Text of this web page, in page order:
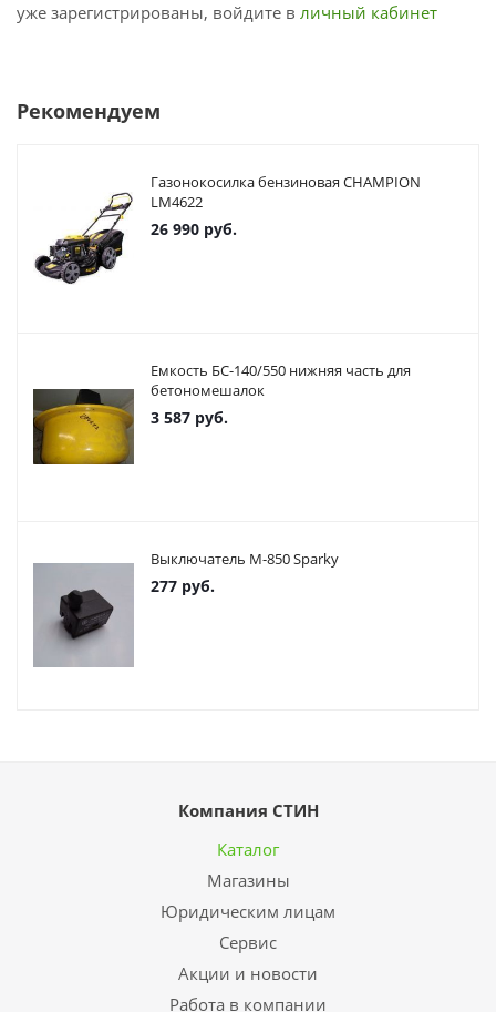
уже зарегистрированы, войдите в личный кабинет
Рекомендуем
Газонокосилка бензиновая CHAMPION
LM4622
26 990 руб.
Емкость БС-140/550 нижняя часть для
бетономешалок
3 587 руб.
Выключатель М-850 Sparky
277 руб.
Компания СТИН
Каталог
Магазины
Юридическим лицам
Сервис
Акции и новости
Работа в компании